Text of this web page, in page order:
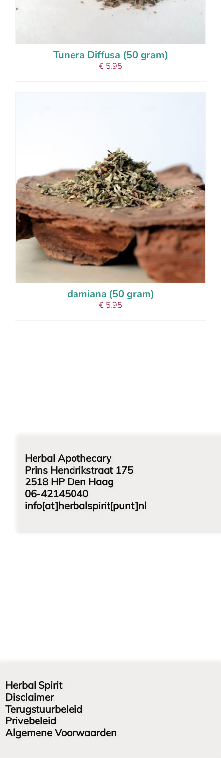
Tunera Diffusa (50 gram)
€ 5,95
add to cart
details
damiana (50 gram)
€ 5,95
Herbal Apothecary
Prins Hendrikstraat 175
2518 HP Den Haag
06-42145040
info[at]herbalspirit[punt]nl
Herbal Spirit
Disclaimer
Terugstuurbeleid
Privebeleid
Algemene Voorwaarden